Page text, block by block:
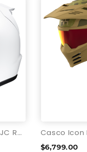
Casco fibra de carbono HJC RPHA 12N Solid
$6,799.00